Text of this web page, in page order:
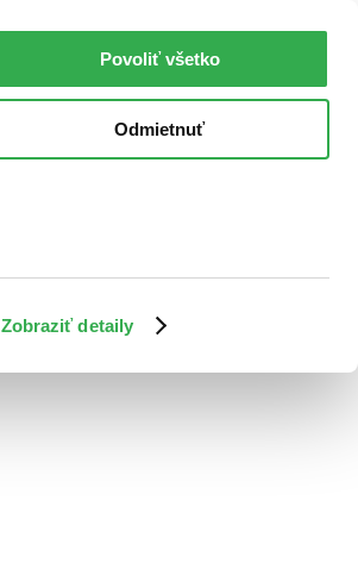
Zobraziť detaily
Povoliť všetko
Odmietnuť